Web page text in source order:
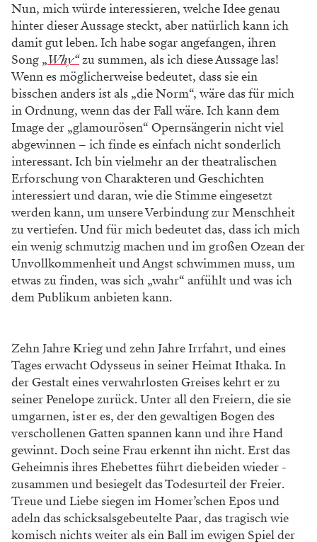
Nun, mich würde interessieren, welche Idee genau
hinter dieser Aussage steckt, aber natürlich kann ich
damit gut leben. Ich habe sogar angefangen, ihren
Song „Why“zu summen, als ich diese Aussage las!
Wenn es möglicherweise bedeutet, dass sie ein
bisschen anders ist als „die Norm“, wäre das für mich
in Ordnung, wenn das der Fall wäre. Ich kann dem
Image der „glamourösen“ Opernsängerin nicht viel
abgewinnen – ich finde es einfach nicht sonderlich
interessant. Ich bin vielmehr an der theatralischen
Erforschung von Charakteren und Geschichten
interessiert und daran, wie die Stimme eingesetzt
werden kann, um unsere Verbindung zur Menschheit
zu vertiefen. Und für mich bedeutet das, dass ich mich
ein wenig schmutzig machen und im großen Ozean der
Unvollkommenheit und Angst schwimmen muss, um
etwas zu finden, was sich „wahr“ anfühlt und was ich
dem Publikum anbieten kann.
Zehn Jahre Krieg und zehn Jahre Irrfahrt, und eines
Tages erwacht Odysseus in seiner Heimat Ithaka. In
der Gestalt eines verwahrlosten Greises kehrt er zu
seiner Penelope zurück. Unter all den Freiern, die sie
umgarnen, ist er es, der den gewaltigen Bogen des
verschollenen Gatten spannen kann und ihre Hand
gewinnt. Doch seine Frau erkennt ihn nicht. Erst das
Geheimnis ihres Ehebettes führt die beiden wieder ­
zusammen und besiegelt das Todesurteil der Freier.
Treue und Liebe siegen im Homer’schen Epos und
adeln das schicksalsgebeutelte Paar, das tragisch wie
komisch nichts weiter als ein Ball im ewigen Spiel der